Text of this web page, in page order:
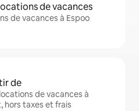
de vacances
de vacances à Espoo
de
de vacances à
hors taxes et frais